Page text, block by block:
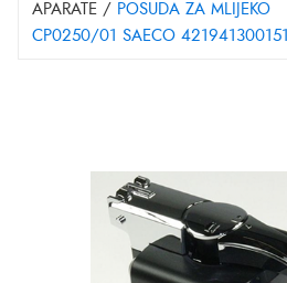
APARATE / POSUDA ZA MLIJEKO
CP0250/01 SAECO 421941300151